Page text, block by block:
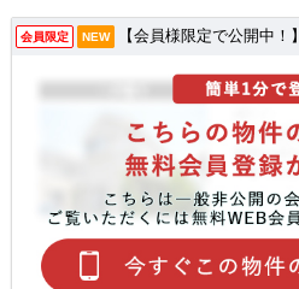
会員限定 NEW 【会員様限定で公開中！】